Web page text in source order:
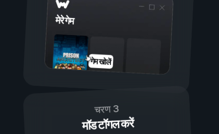
मेरे गेम
गेम खोलें
चरण 3
मॉड टॉगल करें